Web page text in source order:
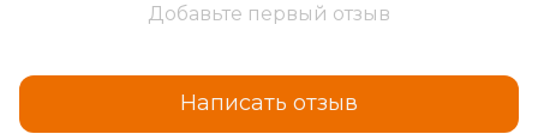
Добавьте первый отзыв
Написать отзыв